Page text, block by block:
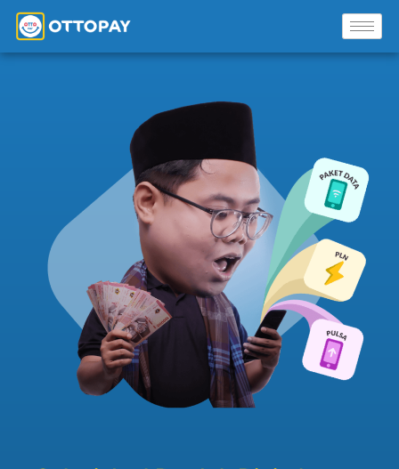
Solusi Kami
Blog
Promo Mitra
Pusat Edukasi Mitra
INSTAL SEKARANG